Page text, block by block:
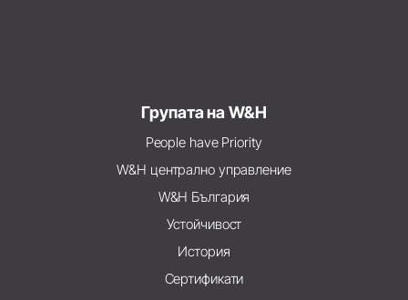
Групата на W&H
People have Priority
W&H централно управление
W&H България
Устойчивост
История
Сертификати